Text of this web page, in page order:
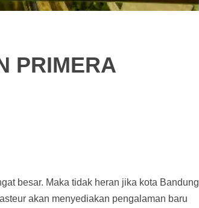
PRIMERA
besar. Maka tidak heran jika kota Bandung
akan menyediakan pengalaman baru